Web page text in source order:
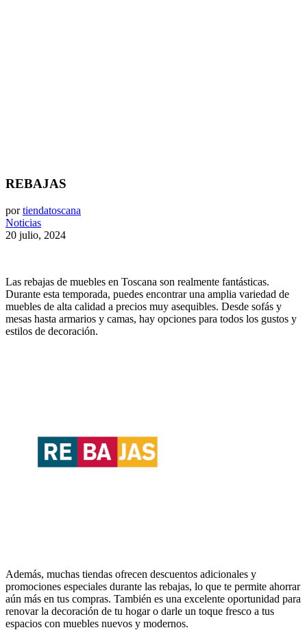
REBAJAS
portiendatoscana
Noticias
20 julio, 2024
Las rebajas de muebles en Toscana son realmente fantásticas.
Durante esta temporada, puedes encontrar una amplia variedad de
muebles de alta calidad a precios muy asequibles. Desde sofás y
mesas hasta armarios y camas, hay opciones para todos los gustos y
estilos de decoración.
Además, muchas tiendas ofrecen descuentos adicionales y
promociones especiales durante las rebajas, lo que te permite ahorrar
aún más en tus compras. También es una excelente oportunidad para
renovar la decoración de tu hogar o darle un toque fresco a tus
espacios con muebles nuevos y modernos.